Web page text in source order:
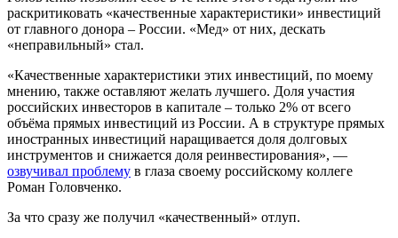
раскритиковать «качественные характеристики» инвестиций
от главного донора – России. «Мед» от них, дескать
«неправильный» стал.
«Качественные характеристики этих инвестиций, по моему
мнению, также оставляют желать лучшего. Доля участия
российских инвесторов в капитале – только 2% от всего
объёма прямых инвестиций из России. А в структуре прямых
иностранных инвестиций наращивается доля долговых
инструментов и снижается доля реинвестирования», —
озвучивал проблему в глаза своему российскому коллеге
Роман Головченко.
За что сразу же получил «качественный» отлуп.